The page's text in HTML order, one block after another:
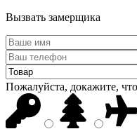
Вызвать замерщика
Пожалуйста, докажите,